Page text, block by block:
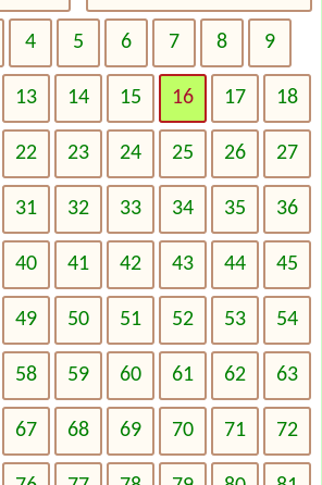
4 5 6 7 8 9
13 14 15 16 17 18
22 23 24 25 26 27
31 32 33 34 35 36
40 41 42 43 44 45
49 50 51 52 53 54
58 59 60 61 62 63
67 68 69 70 71 72